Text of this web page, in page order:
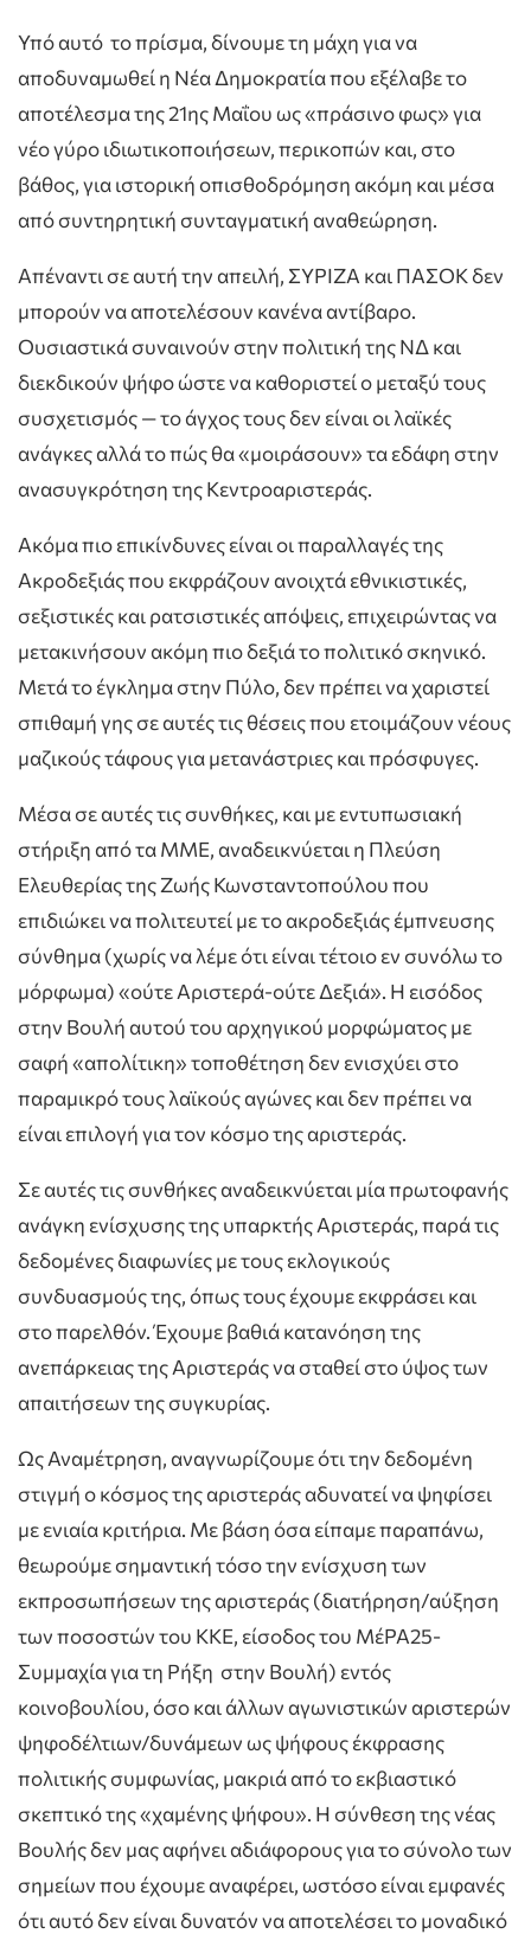
Υπό αυτό το πρίσμα, δίνουμε τη μάχη για να
αποδυναμωθεί η Νέα Δημοκρατία που εξέλαβε το
αποτέλεσμα της 21ης Μαΐου ως «πράσινο φως» για
νέο γύρο ιδιωτικοποιήσεων, περικοπών και, στο
βάθος, για ιστορική οπισθοδρόμηση ακόμη και μέσα
από συντηρητική συνταγματική αναθεώρηση.
Απέναντι σε αυτή την απειλή, ΣΥΡΙΖΑ και ΠΑΣΟΚ δεν
μπορούν να αποτελέσουν κανένα αντίβαρο.
Ουσιαστικά συναινούν στην πολιτική της ΝΔ και
διεκδικούν ψήφο ώστε να καθοριστεί ο μεταξύ τους
συσχετισμός — το άγχος τους δεν είναι οι λαϊκές
ανάγκες αλλά το πώς θα «μοιράσουν» τα εδάφη στην
ανασυγκρότηση της Κεντροαριστεράς.
Ακόμα πιο επικίνδυνες είναι οι παραλλαγές της
Ακροδεξιάς που εκφράζουν ανοιχτά εθνικιστικές,
σεξιστικές και ρατσιστικές απόψεις, επιχειρώντας να
μετακινήσουν ακόμη πιο δεξιά το πολιτικό σκηνικό.
Μετά το έγκλημα στην Πύλο, δεν πρέπει να χαριστεί
σπιθαμή γης σε αυτές τις θέσεις που ετοιμάζουν νέους
μαζικούς τάφους για μετανάστριες και πρόσφυγες.
Μέσα σε αυτές τις συνθήκες, και με εντυπωσιακή
στήριξη από τα ΜΜΕ, αναδεικνύεται η Πλεύση
Ελευθερίας της Ζωής Κωνσταντοπούλου που
επιδιώκει να πολιτευτεί με το ακροδεξιάς έμπνευσης
σύνθημα (χωρίς να λέμε ότι είναι τέτοιο εν συνόλω το
μόρφωμα) «ούτε Αριστερά-ούτε Δεξιά». Η εισόδος
στην Βουλή αυτού του αρχηγικού μορφώματος με
σαφή «απολίτικη» τοποθέτηση δεν ενισχύει στο
παραμικρό τους λαϊκούς αγώνες και δεν πρέπει να
είναι επιλογή για τον κόσμο της αριστεράς.
Σε αυτές τις συνθήκες αναδεικνύεται μία πρωτοφανής
ανάγκη ενίσχυσης της υπαρκτής Αριστεράς, παρά τις
δεδομένες διαφωνίες με τους εκλογικούς
συνδυασμούς της, όπως τους έχουμε εκφράσει και
στο παρελθόν. Έχουμε βαθιά κατανόηση της
ανεπάρκειας της Αριστεράς να σταθεί στο ύψος των
απαιτήσεων της συγκυρίας.
Ως Αναμέτρηση, αναγνωρίζουμε ότι την δεδομένη
στιγμή ο κόσμος της αριστεράς αδυνατεί να ψηφίσει
με ενιαία κριτήρια. Με βάση όσα είπαμε παραπάνω,
θεωρούμε σημαντική τόσο την ενίσχυση των
εκπροσωπήσεων της αριστεράς (διατήρηση/αύξηση
των ποσοστών του ΚΚΕ, είσοδος του ΜέΡΑ25-
Συμμαχία για τη Ρήξη στην Βουλή) εντός
κοινοβουλίου, όσο και άλλων αγωνιστικών αριστερών
ψηφοδέλτιων/δυνάμεων ως ψήφους έκφρασης
πολιτικής συμφωνίας, μακριά από το εκβιαστικό
σκεπτικό της «χαμένης ψήφου». Η σύνθεση της νέας
Βουλής δεν μας αφήνει αδιάφορους για το σύνολο των
σημείων που έχουμε αναφέρει, ωστόσο είναι εμφανές
ότι αυτό δεν είναι δυνατόν να αποτελέσει το μοναδικό